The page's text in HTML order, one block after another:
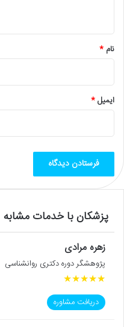
نام *
ایمیل*
پزشکان با خدمات مشابه
زهره مرادی
پژوهشگر دوره دکتری روانشناسی
★
★
★
★
★
دریافت مشاوره